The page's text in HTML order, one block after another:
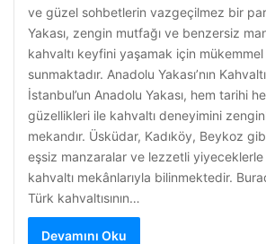
ve güzel sohbetlerin vazgeçilmez bir
Yakası, zengin mutfağı ve benzersiz
kahvaltı keyfini yaşamak için
sunmaktadır. Anadolu Yakası’nın
İstanbul’un Anadolu Yakası, hem tarihi
güzellikleri ile kahvaltı deneyimini
mekandır. Üsküdar, Kadıköy, Beykoz
eşsiz manzaralar ve lezzetli
kahvaltı mekânlarıyla bilinmektedir.
Türk kahvaltısının…
Devamını Oku